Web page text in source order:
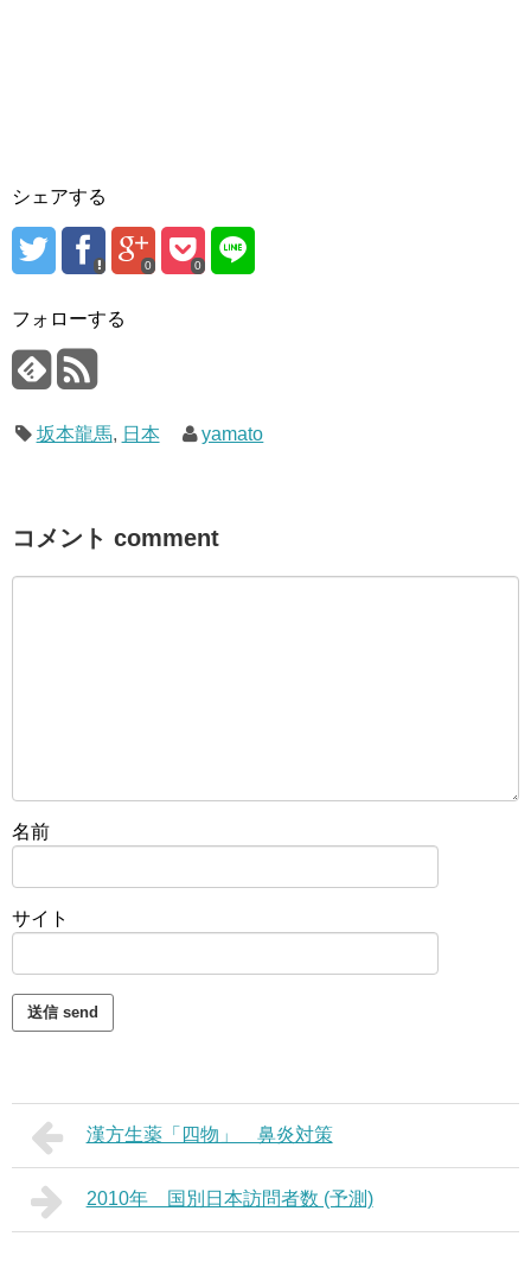
シェアする
0 0
フォローする
坂本龍馬, 日本 yamato
コメント comment
名前
サイト
漢方生薬「四物」 鼻炎対策
2010年 国別日本訪問者数 (予測)